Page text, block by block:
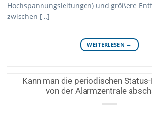
Hochspannungsleitungen) und größere
zwischen […]
WEITERLESEN →
Kann man die periodischen
von der Alarmzentrale